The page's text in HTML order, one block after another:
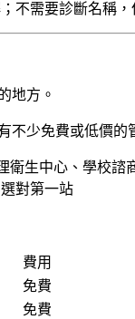
不需要診斷名稱
地方。
少免費或低價
衛生中心、學校諮
對第一站
費用
免費
免費